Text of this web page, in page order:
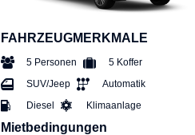
FAHRZEUGMERKMALE
5 Personen
5 Koffer
SUV/Jeep
Automatik
Diesel
Klimaanlage
Mietbedingungen